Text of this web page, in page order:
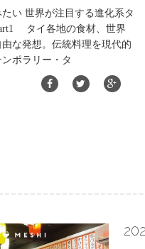
い 世界が注目する進化系タ
タイ各地の食材、世界
な発想。伝統料理を現代的
ポラリー・タ